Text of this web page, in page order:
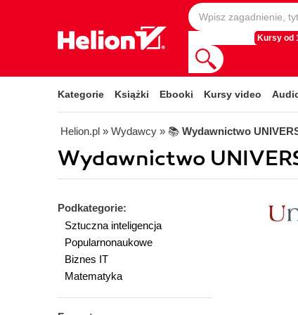
Kursy od
Kategorie Książki Ebooki Kursy video
Helion.pl » Wydawcy » 📚 Wydawnictwo
Wydawnictwo
Podkategorie:
Sztuczna inteligencja
Popularnonaukowe
Biznes IT
Matematyka